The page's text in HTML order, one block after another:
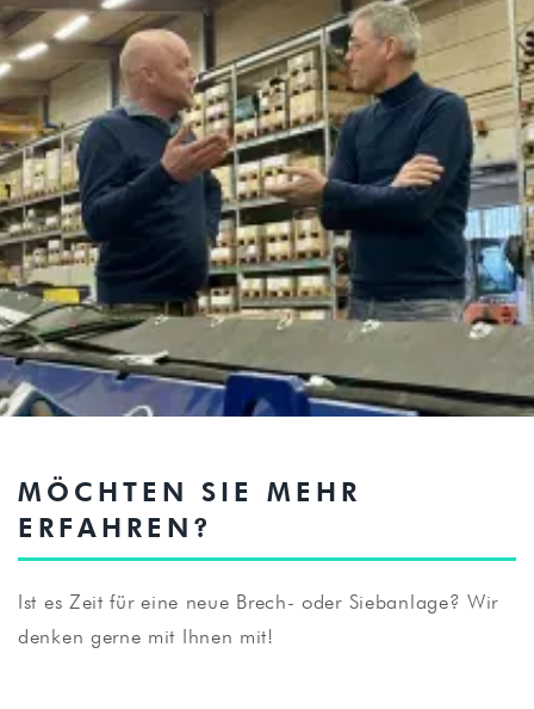
MÖCHTEN SIE MEHR
ERFAHREN?
Ist es Zeit für eine neue Brech- oder Siebanlage? Wir
denken gerne mit Ihnen mit!